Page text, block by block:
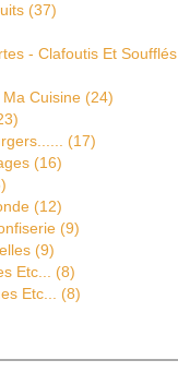
(37)
- Clafoutis Et Soufflés
Cuisine (24)
(17)
(16)
(12)
(9)
(9)
Etc...
(8)
Etc...
(8)